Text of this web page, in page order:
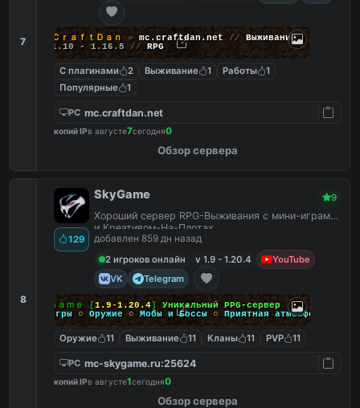
7 ＣｒａｆｔＤａｎ » mc.craftdan.net // Выживание
1.10 - 1.16.5 // RPG
С плагинами 2 Выживание 1 Работы
1
Популярные
1
PC mc.craftdan.net
копий IPв августе7сегодня0
Обзор сервера
8
129
SkyGame 9
Хороший сервер RPG-Выживания с мини-играми
и Креативом-На-Плотах.
добавлен 859 дн назад
2 игроков онлайн
v 1.9 - 1.20.4
YouTube
VK
Telegram
Ｓｋｙ Ｇａｍｅ [1.9-1.20.4] Уникальный PPG-сервер
Мини-игры ○ Оружие ○ Мобы и Боссы ○ Приятная атмосфера
Оружие 11 Выживание 11 Кланы 11 PVP 11
PC mc-skygame.ru:25624
копий IPв августе1сегодня0
Обзор сервера